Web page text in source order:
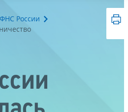
России